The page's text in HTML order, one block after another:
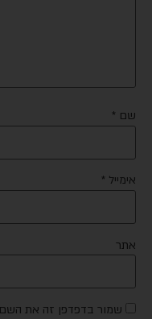
*
שמור בדפדפן זה את השם,